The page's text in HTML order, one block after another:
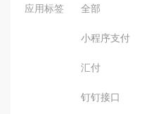
应用标签 全部
小程序支付
汇付
钉钉接口